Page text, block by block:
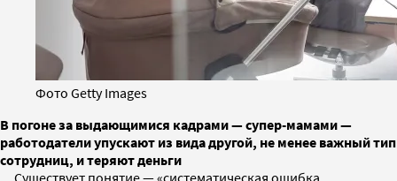
Фото Getty Images
В погоне за выдающимися кадрами — супер-мамами —
работодатели упускают из вида другой, не менее важный тип
сотрудниц, и теряют деньги
Существует понятие — «систематическая ошибка